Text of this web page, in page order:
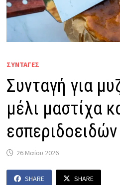
ΣΥΝΤΑΓΕΣ
Συνταγή για
μέλι μαστίχα
εσπεριδοειδών
26 Μαΐου 2026
SHARE SHARE